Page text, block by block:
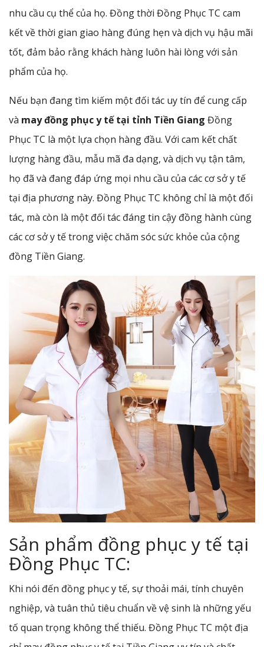
nhu cầu cụ thể của họ. Đồng thời Đồng Phục TC cam
kết về thời gian giao hàng đúng hẹn và dịch vụ hậu mãi
tốt, đảm bảo rằng khách hàng luôn hài lòng với sản
phẩm của họ.
Nếu bạn đang tìm kiếm một đối tác uy tín để cung cấp
và may đồng phục y tế tại tỉnh Tiền Giang Đồng
Phục TC là một lựa chọn hàng đầu. Với cam kết chất
lượng hàng đầu, mẫu mã đa dạng, và dịch vụ tận tâm,
họ đã và đang đáp ứng mọi nhu cầu của các cơ sở y tế
tại địa phương này. Đồng Phục TC không chỉ là một đối
tác, mà còn là một đối tác đáng tin cậy đồng hành cùng
các cơ sở y tế trong việc chăm sóc sức khỏe của cộng
đồng Tiền Giang.
Sản phẩm đồng phục y tế tại
Đồng Phục TC:
Khi nói đến đồng phục y tế, sự thoải mái, tính chuyên
nghiệp, và tuân thủ tiêu chuẩn về vệ sinh là những yếu
tố quan trọng không thể thiếu. Đồng Phục TC một địa